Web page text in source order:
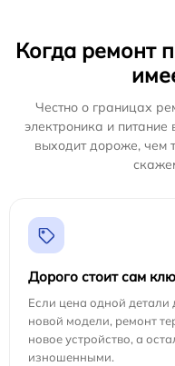
Когда ремонт
Честно о границах
электроника и
выходит дороже, чем
Дорого стоит сам
Если цена одной детали
новой модели, ремонт
новое устройство, а
изношенными.